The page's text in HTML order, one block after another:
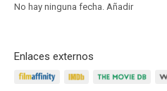
No hay ninguna fecha. Añadir
Enlaces externos